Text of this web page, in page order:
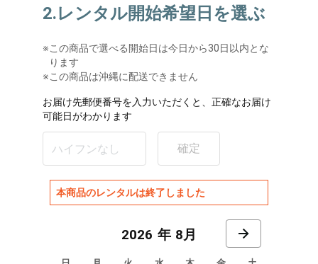
2.レンタル開始希望日を選ぶ
※この商品で選べる開始日は今日から30日以内とな
ります
※この商品は沖縄に配送できません
お届け先郵便番号を入力いただくと、正確なお届け
可能日がわかります
確定
本商品のレンタルは終了しました
8月